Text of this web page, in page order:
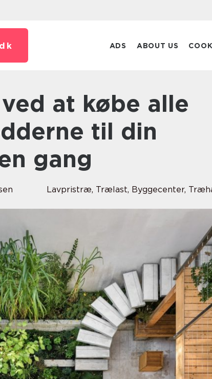
dk ADS ABOUT US
til din
gang
Lavpristræ, Trælast, Byggecenter,